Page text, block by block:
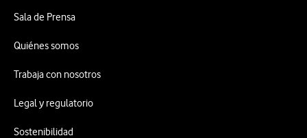
Sala de Prensa
Quiénes somos
Trabaja con nosotros
Legal y regulatorio
Sostenibilidad